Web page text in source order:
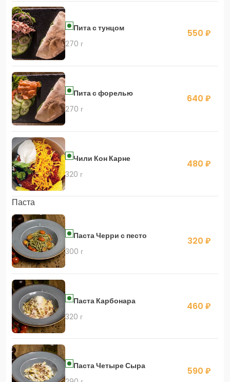
Пита с тунцом
270 г
550 ₽
Пита с форелью
270 г
640 ₽
Чили Кон Карне
320 г
480 ₽
Паста
Паста Черри с песто
300 г
320 ₽
Паста Карбонара
320 г
460 ₽
Паста Четыре Сыра
590 ₽